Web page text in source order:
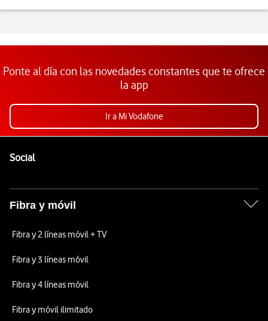
Ponte al día con las novedades constantes que te ofrece
la app
Ir a Mi Vodafone
SocialEnlaces a las redes sociales de Vodafone
Fibra y móvil
Fibra y 2 líneas móvil + TV
Fibra y 3 líneas móvil
Fibra y 4 líneas móvil
Fibra y móvil ilimitado